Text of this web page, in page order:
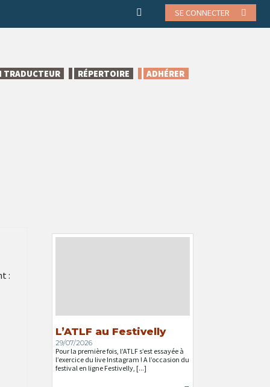
SE CONNECTER
TRADUCTEUR RÉPERTOIRE ADHÉRER
:
L’ATLF au Festivelly
29/07/2026
Pour la première fois, l’ATLF s’est essayée à
l’exercice du live Instagram ! A l’occasion du
festival en ligne Festivelly, [...]